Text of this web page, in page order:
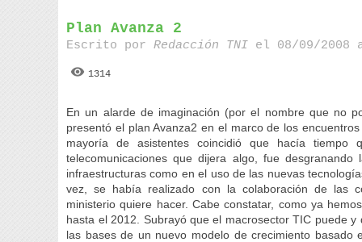
Plan Avanza 2
Escrito porRedacción TNI el 08/09/2008
1314
En un alarde de imaginación (por el nombre que no
presentó el plan Avanza2 en el marco de los
mayoría de asistentes coincidió que hacía
telecomunicaciones que dijera algo, fue
infraestructuras como en el uso de las nuevas
vez, se había realizado con la colaboración de las
ministerio quiere hacer. Cabe constatar, como ya
hasta el 2012. Subrayó que el macrosector TIC puede
las bases de un nuevo modelo de crecimiento